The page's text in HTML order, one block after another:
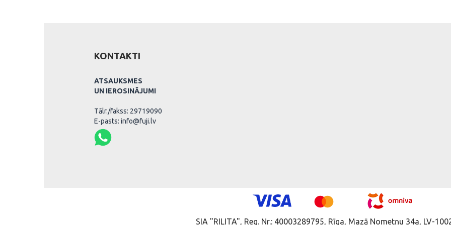
KONTAKTI
ATSAUKSMES
UN IEROSINĀJUMI
Tālr./fakss: 29719090
E-pasts: info@fuji.lv
SIA "RILITA", Reg. Nr.: 40003289795, Rīga, Mazā Nometņu 34a, LV-